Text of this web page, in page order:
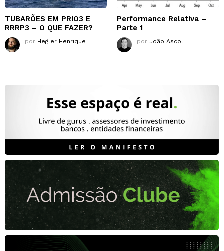
TUBARÕES EM PRIO3 E
RRRP3 – O QUE FAZER?
por Hegler Henrique
Performance Relativa –
Parte 1
por João Ascoli